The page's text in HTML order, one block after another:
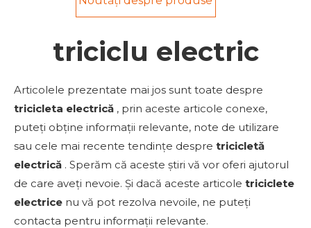
triciclu electric
Articolele prezentate mai jos sunt toate despre
tricicleta electrică , prin aceste articole conexe,
puteți obține informații relevante, note de utilizare
sau cele mai recente tendințe despre tricicletă
electrică . Sperăm că aceste știri vă vor oferi ajutorul
de care aveți nevoie. Și dacă aceste articole triciclete
electrice nu vă pot rezolva nevoile, ne puteți
contacta pentru informații relevante.